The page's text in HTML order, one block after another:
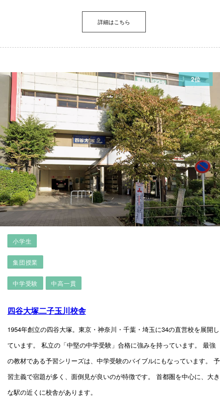
詳細はこちら
2位
四谷大塚二子玉川校舎
1954年創立の四谷大塚。東京・神奈川・千葉・埼玉に34の直営校を展開し
ています。 私立の「中堅の中学受験」合格に強みを持っています。 最強
の教材である予習シリーズは、中学受験のバイブルにもなっています。 予
習主義で宿題が多く、面倒見が良いのが特徴です。 首都圏を中心に、大き
な駅の近くに校舎があります。
小学生
集団授業
中学受験 中高一貫